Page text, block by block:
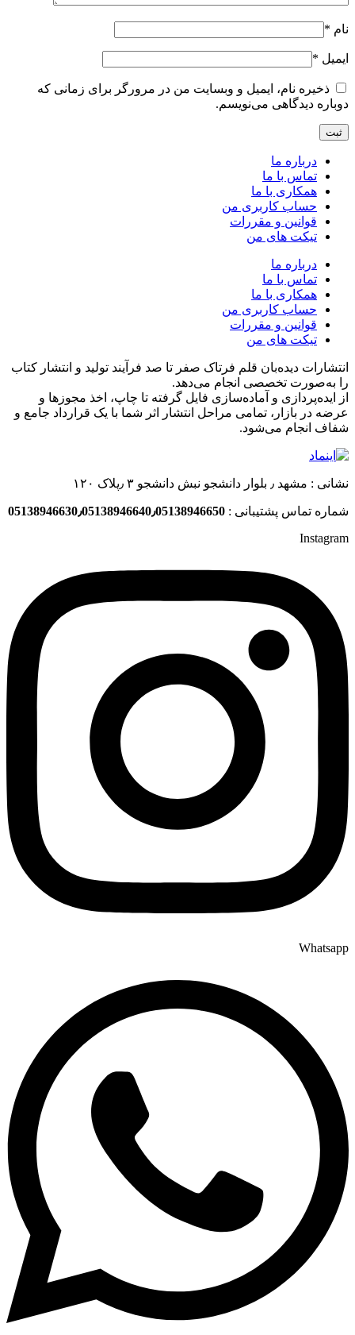
نام *
ایمیل *
ذخیره نام، ایمیل و وبسایت من در مرورگر برای زمانی که
دوباره دیدگاهی می‌نویسم.
درباره ما
تماس با ما
همکاری با ما
حساب کاربری من
قوانین و مقررات
تیکت های من
درباره ما
تماس با ما
همکاری با ما
حساب کاربری من
قوانین و مقررات
تیکت های من
انتشارات دیده‌بان قلم فرتاک صفر تا صد فرآیند تولید و انتشار کتاب
را به‌صورت تخصصی انجام می‌دهد.
از ایده‌پردازی و آماده‌سازی فایل گرفته تا چاپ، اخذ مجوزها و
عرضه در بازار، تمامی مراحل انتشار اثر شما با یک قرارداد جامع و
شفاف انجام می‌شود.
نشانی : مشهد ٫ بلوار دانشجو نبش دانشجو ۳ ٫پلاک ۱۲۰
شماره تماس پشتیبانی : 05138946630٫05138946640٫05138946650
Instagram
Whatsapp